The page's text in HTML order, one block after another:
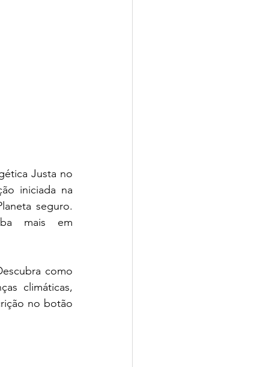
Justa no
iniciada na
seguro.
como
climáticas,
no botão